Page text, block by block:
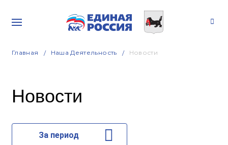
Главная Наша Деятельность Новости
Новости
За период